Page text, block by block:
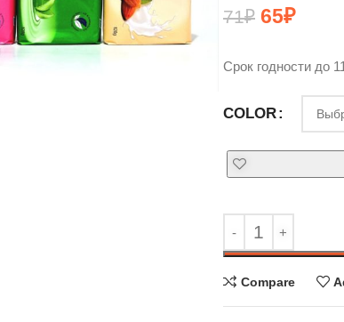
71₽ 65₽
Срок годности до
COLOR
Compare